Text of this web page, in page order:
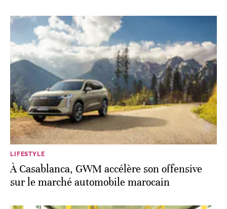
LIFESTYLE
À Casablanca, GWM accélère son offensive
sur le marché automobile marocain